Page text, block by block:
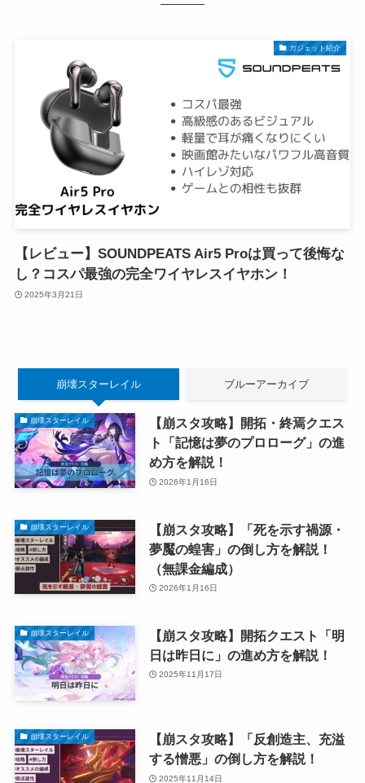
ガジェット紹介
【レビュー】SOUNDPEATS Air5 Proは買って後悔な
し？コスパ最強の完全ワイヤレスイヤホン！
2025年3月21日
崩壊スターレイル ブルーアーカイブ
崩壊スターレイル
【崩スタ攻略】開拓・終焉クエス
ト「記憶は夢のプロローグ」の進
め方を解説！
2026年1月16日
崩壊スターレイル
【崩スタ攻略】「死を示す禍源・
夢魘の蝗害」の倒し方を解説！
（無課金編成）
2026年1月16日
崩壊スターレイル
【崩スタ攻略】開拓クエスト「明
日は昨日に」の進め方を解説！
2025年11月17日
崩壊スターレイル
【崩スタ攻略】「反創造主、充溢
する憎悪」の倒し方を解説！
2025年11月14日